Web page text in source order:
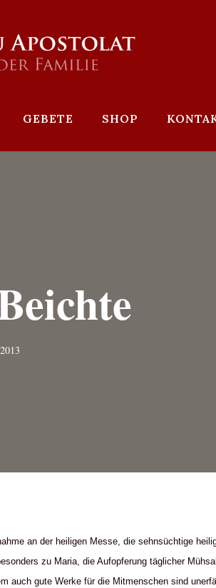
GEBETE SHOP
an der heiligen Messe, die sehnsüchtige
zu Maria, die Aufopferung täglicher
auch gute Werke für die Mitmenschen sind